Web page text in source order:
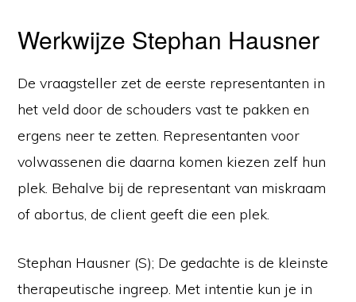
Werkwijze Stephan Hausner
De vraagsteller zet de eerste representanten in
het veld door de schouders vast te pakken en
ergens neer te zetten. Representanten voor
volwassenen die daarna komen kiezen zelf hun
plek. Behalve bij de representant van miskraam
of abortus, de client geeft die een plek.
Stephan Hausner (S); De gedachte is de kleinste
therapeutische ingreep. Met intentie kun je in